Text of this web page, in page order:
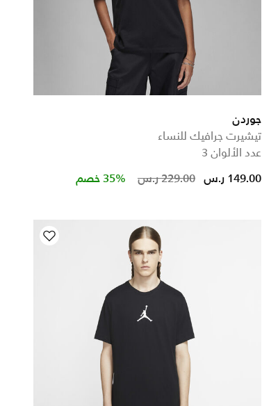
جوردن
تيشيرت جرافيك للنساء
عدد الألوان 3
Price reduced from
229.00 ر.س to 149.00 ر.س 35% خصم